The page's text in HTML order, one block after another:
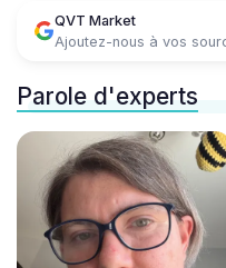
QVT Market
Ajoutez-nous à vos
Parole d'experts